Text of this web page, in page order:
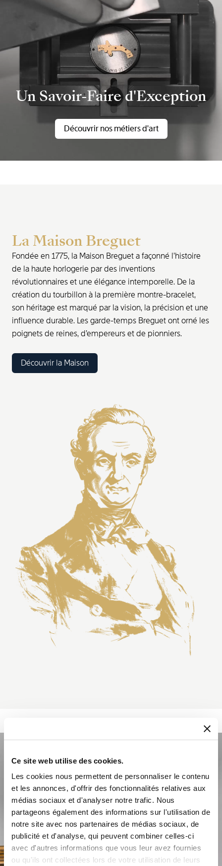
Ce site web utilise des cookies.
Les cookies nous permettent de personnaliser le contenu
et les annonces, d'offrir des fonctionnalités relatives aux
médias sociaux et d'analyser notre trafic. Nous
partageons également des informations sur l'utilisation de
notre site avec nos partenaires de médias sociaux, de
publicité et d'analyse, qui peuvent combiner celles-ci
avec d'autres informations que vous leur avez fournies
ou qu'ils ont collectées lors de votre utilisation de leurs
Un Savoir-Faire d'Exception
Découvrir nos métiers d'art
La Maison Breguet
Fondée en 1775, la Maison Breguet a façonné l’histoire
de la haute horlogerie par des inventions
révolutionnaires et une élégance intemporelle. De la
création du tourbillon à la première montre-bracelet,
son héritage est marqué par la vision, la précision et une
influence durable. Les garde-temps Breguet ont orné les
poignets de reines, d’empereurs et de pionniers.
Découvrir la Maison